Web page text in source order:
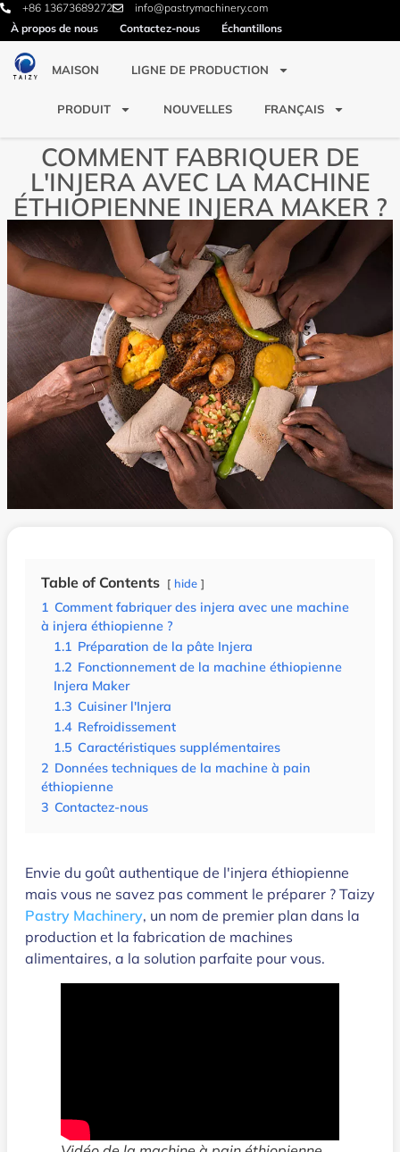
+86 13673689272
info@pastrymachinery.com
À propos de nous
Contactez-nous Échantillons
MAISON LIGNE DE PRODUCTION
PRODUIT NOUVELLES FRANÇAIS
COMMENT FABRIQUER DE
L'INJERA AVEC LA MACHINE
ÉTHIOPIENNE INJERA MAKER ?
Table of Contents hide
1 Comment fabriquer des injera avec une machine
à injera éthiopienne ?
1.1 Préparation de la pâte Injera
1.2 Fonctionnement de la machine éthiopienne
Injera Maker
1.3 Cuisiner l'Injera
1.4 Refroidissement
1.5 Caractéristiques supplémentaires
2 Données techniques de la machine à pain
éthiopienne
3 Contactez-nous
Envie du goût authentique de l'injera éthiopienne
mais vous ne savez pas comment le préparer ? Taizy
Pastry Machinery, un nom de premier plan dans la
production et la fabrication de machines
alimentaires, a la solution parfaite pour vous.